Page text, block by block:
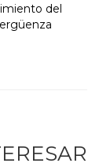
del